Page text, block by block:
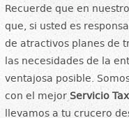
Recuerde que en
que, si usted es
de atractivos planes de
las necesidades de la
ventajosa posible.
con el mejor Servicio
llevamos a tu crucero